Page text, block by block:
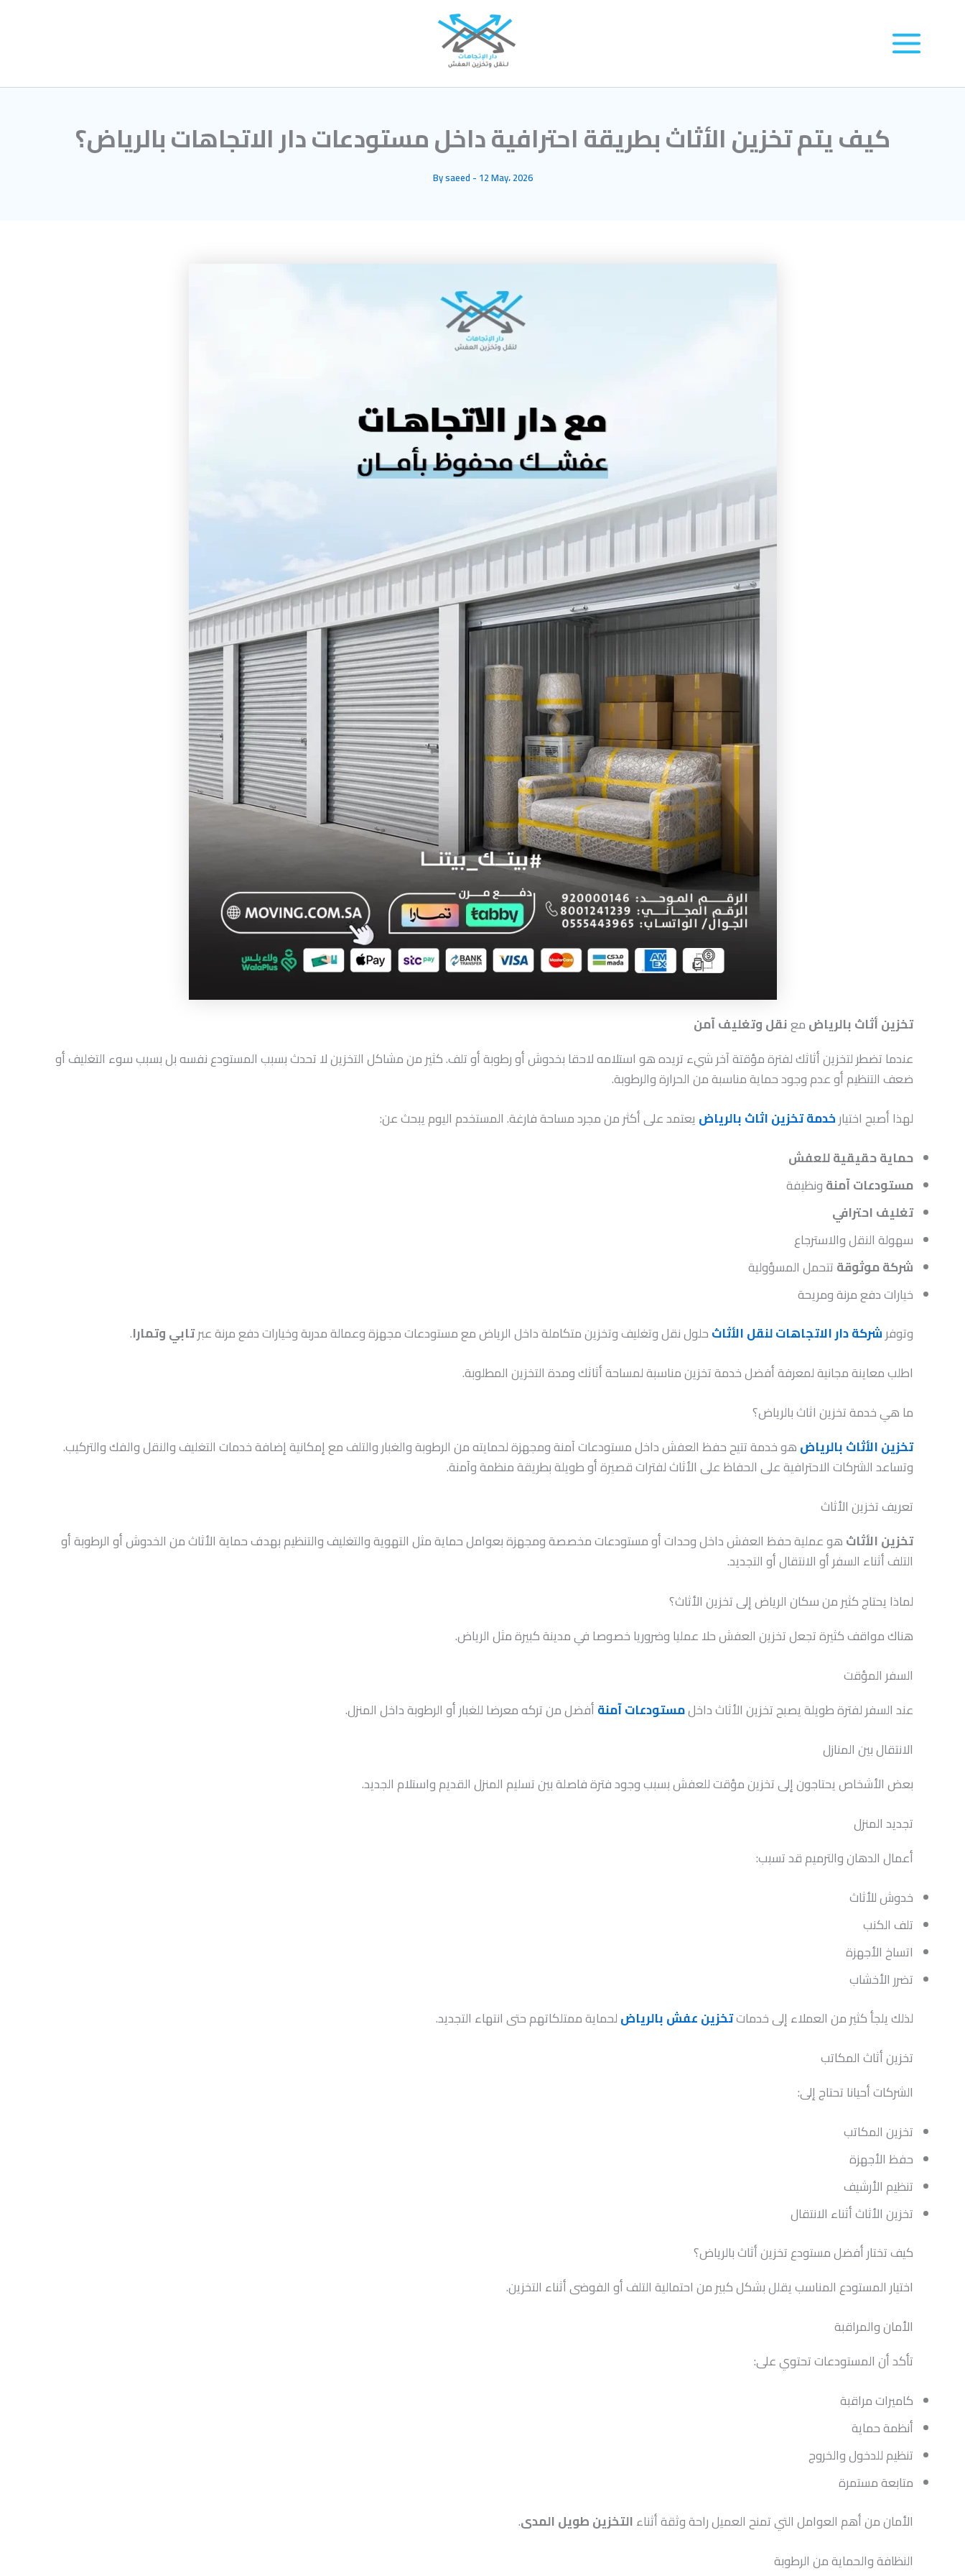
كيف يتم تخزين الأثاث بطريقة احترافية داخل مستودعات دار الاتجاهات بالرياض؟
Bysaeed - 12 May، 2026
تخزين أثاث بالرياضمعنقل وتغليف آمن
عندما تضطر لتخزين أثاثك لفترة مؤقتة آخر شيء تريده هو استلامه لاحقا بخدوش أو رطوبة أو تلف. كثير من مشاكل التخزين لا تحدث بسبب المستودع نفسه بل بسبب سوء التغليف أو
ضعف التنظيم أو عدم وجود حماية مناسبة من الحرارة والرطوبة.
لهذا أصبح اختيارخدمة تخزين اثاث بالرياضيعتمد على أكثر من مجرد مساحة فارغة. المستخدم اليوم يبحث عن:
حماية حقيقية للعفش
مستودعات آمنةونظيفة
تغليف احترافي
سهولة النقل والاسترجاع
شركة موثوقةتتحمل المسؤولية
خيارات دفع مرنة ومريحة
وتوفرشركة دار الاتجاهات لنقل الأثاثحلول نقل وتغليف وتخزين متكاملة داخل الرياض مع مستودعات مجهزة وعمالة مدربة وخيارات دفع مرنة عبرتابي وتمارا.
اطلب معاينة مجانية لمعرفة أفضل خدمة تخزين مناسبة لمساحة أثاثك ومدة التخزين المطلوبة.
ما هي خدمة تخزين اثاث بالرياض؟
تخزين الأثاث بالرياضهو خدمة تتيح حفظ العفش داخل مستودعات آمنة ومجهزة لحمايته من الرطوبة والغبار والتلف مع إمكانية إضافة خدمات التغليف والنقل والفك والتركيب.
وتساعد الشركات الاحترافية على الحفاظ على الأثاث لفترات قصيرة أو طويلة بطريقة منظمة وآمنة.
تعريف تخزين الأثاث
تخزين الأثاثهو عملية حفظ العفش داخل وحدات أو مستودعات مخصصة ومجهزة بعوامل حماية مثل التهوية والتغليف والتنظيم بهدف حماية الأثاث من الخدوش أو الرطوبة أو
التلف أثناء السفر أو الانتقال أو التجديد.
لماذا يحتاج كثير من سكان الرياض إلى تخزين الأثاث؟
هناك مواقف كثيرة تجعل تخزين العفش حلا عمليا وضروريا خصوصا في مدينة كبيرة مثل الرياض.
السفر المؤقت
عند السفر لفترة طويلة يصبح تخزين الأثاث داخلمستودعات آمنةأفضل من تركه معرضا للغبار أو الرطوبة داخل المنزل.
الانتقال بين المنازل
بعض الأشخاص يحتاجون إلى تخزين مؤقت للعفش بسبب وجود فترة فاصلة بين تسليم المنزل القديم واستلام الجديد.
تجديد المنزل
أعمال الدهان والترميم قد تسبب:
خدوش للأثاث
تلف الكنب
اتساخ الأجهزة
تضرر الأخشاب
لذلك يلجأ كثير من العملاء إلى خدماتتخزين عفش بالرياضلحماية ممتلكاتهم حتى انتهاء التجديد.
تخزين أثاث المكاتب
الشركات أحيانا تحتاج إلى:
تخزين المكاتب
حفظ الأجهزة
تنظيم الأرشيف
تخزين الأثاث أثناء الانتقال
كيف تختار أفضل مستودع تخزين أثاث بالرياض؟
اختيار المستودع المناسب يقلل بشكل كبير من احتمالية التلف أو الفوضى أثناء التخزين.
الأمان والمراقبة
تأكد أن المستودعات تحتوي على:
كاميرات مراقبة
أنظمة حماية
تنظيم للدخول والخروج
متابعة مستمرة
الأمان من أهم العوامل التي تمنح العميل راحة وثقة أثناءالتخزين طويل المدى.
النظافة والحماية من الرطوبة